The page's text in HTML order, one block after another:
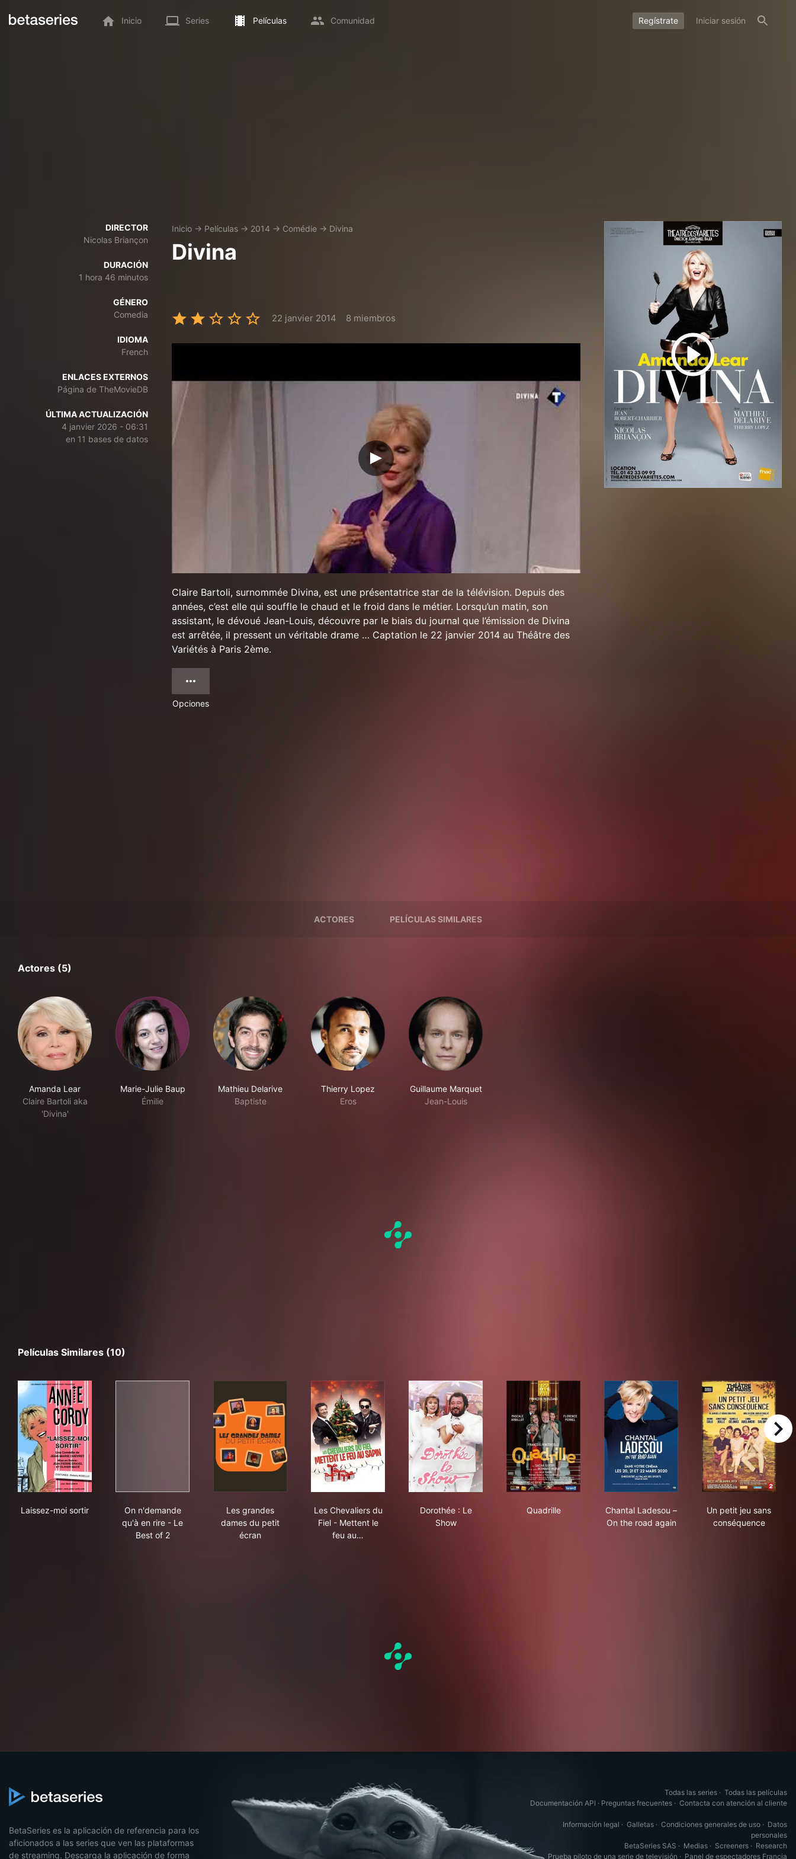
Inicio Series Películas Comunidad Regístrate Iniciar sesión
DIRECTOR
Nicolas Briançon
DURACIÓN
1 hora 46 minutos
GÉNERO
Comedia
IDIOMA
French
ENLACES EXTERNOS
Página de TheMovieDB
ÚLTIMA ACTUALIZACIÓN
4 janvier 2026 - 06:31
en 11 bases de datos
Inicio → Películas → 2014 → Comédie → Divina
Divina
22 janvier 2014 8 miembros
Claire Bartoli, surnommée Divina, est une présentatrice star de la télévision. Depuis des
années, c’est elle qui souffle le chaud et le froid dans le métier. Lorsqu’un matin, son
assistant, le dévoué Jean-Louis, découvre par le biais du journal que l’émission de Divina
est arrêtée, il pressent un véritable drame … Captation le 22 janvier 2014 au Théâtre des
Variétés à Paris 2ème.
Opciones
ACTORES PELÍCULAS SIMILARES
Actores (5)
Amanda Lear
Claire Bartoli aka
'Divina'
Marie-Julie Baup
Émilie
Mathieu Delarive
Baptiste
Thierry Lopez
Eros
Guillaume Marquet
Jean-Louis
Películas Similares (10)
Laissez-moi sortir
On n'demande
qu'à en rire - Le
Best of 2
Les grandes
dames du petit
écran
Les Chevaliers du
Fiel - Mettent le
feu au…
Dorothée : Le
Show
Quadrille
Chantal Ladesou –
On the road again
Un petit jeu sans
conséquence
right
BetaSeries es la aplicación de referencia para los
aficionados a las series que ven las plataformas
de streaming. Descarga la aplicación de forma
Todas las series · Todas las películas
Documentación API · Preguntas frecuentes · Contacta con atención al cliente
Información legal · Galletas · Condiciones generales de uso · Datos
personales
BetaSeries SAS · Medias · Screeners · Research
Prueba piloto de una serie de televisión · Panel de espectadores Francia